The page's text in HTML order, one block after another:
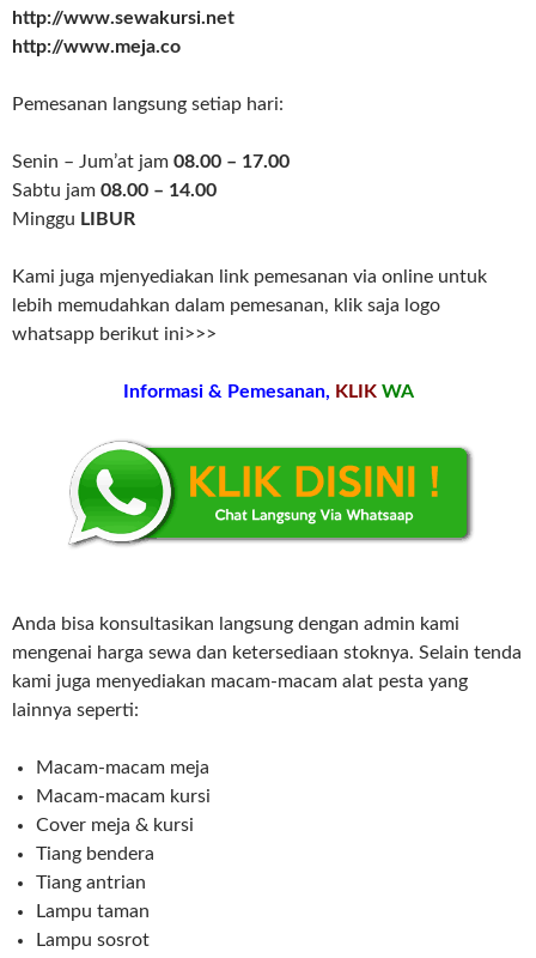
http://www.sewakursi.net
http://www.meja.co
Pemesanan langsung setiap hari:
Senin – Jum’at jam 08.00 – 17.00
Sabtu jam 08.00 – 14.00
Minggu LIBUR
Kami juga mjenyediakan link pemesanan via online untuk
lebih memudahkan dalam pemesanan, klik saja logo
whatsapp berikut ini>>>
Informasi & Pemesanan, KLIK WA
Anda bisa konsultasikan langsung dengan admin kami
mengenai harga sewa dan ketersediaan stoknya. Selain tenda
kami juga menyediakan macam-macam alat pesta yang
lainnya seperti:
Macam-macam meja
Macam-macam kursi
Cover meja & kursi
Tiang bendera
Tiang antrian
Lampu taman
Lampu sosrot